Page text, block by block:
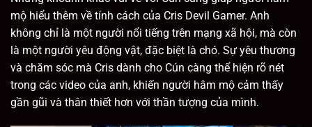
mộ hiểu thêm về tính cách của Cris Devil Gamer. Anh
không chỉ là một người nổi tiếng trên mạng xã hội, mà còn
là một người yêu động vật, đặc biệt là chó. Sự yêu thương
và chăm sóc mà Cris dành cho Cún càng thể hiện rõ nét
trong các video của anh, khiến người hâm mộ cảm thấy
gần gũi và thân thiết hơn với thần tượng của mình.